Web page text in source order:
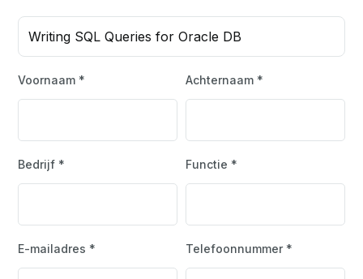
Writing SQL Queries for Oracle DB
Voornaam * Achternaam *
Bedrijf * Functie *
E-mailadres * Telefoonnummer *